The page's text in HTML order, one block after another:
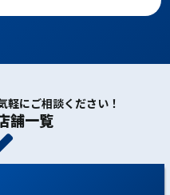
軽にご相談ください！
舗一覧